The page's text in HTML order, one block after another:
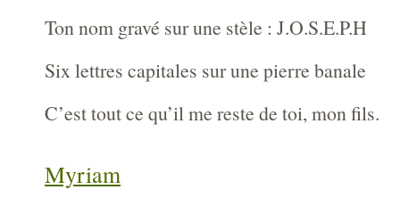
Ton nom gravé sur une stèle : J.O.S.E.P.H
Six lettres capitales sur une pierre banale
C’est tout ce qu’il me reste de toi, mon fils.
Myriam